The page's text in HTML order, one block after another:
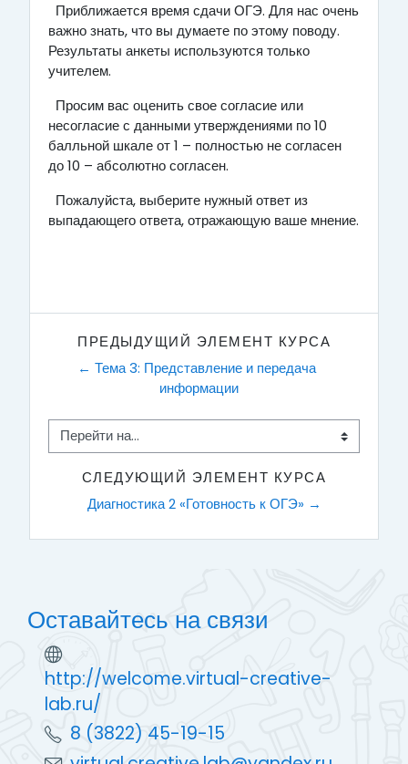
Приближается время сдачи ОГЭ. Для нас очень
важно знать, что вы думаете по этому поводу.
Результаты анкеты используются только
учителем.
Просим вас оценить свое согласие или
несогласие с данными утверждениями по 10
балльной шкале от 1 – полностью не согласен
до 10 – абсолютно согласен.
Пожалуйста, выберите нужный ответ из
выпадающего ответа, отражающую ваше мнение.
ПРЕДЫДУЩИЙ ЭЛЕМЕНТ КУРСА
← Тема 3: Представление и передача
информации
Перейти на...
СЛЕДУЮЩИЙ ЭЛЕМЕНТ КУРСА
Диагностика 2 «Готовность к ОГЭ» →
Оставайтесь на связи
http://welcome.virtual-creative-
lab.ru/
8 (3822) 45-19-15